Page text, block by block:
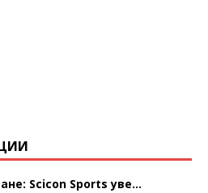
Scicon Sports уве...